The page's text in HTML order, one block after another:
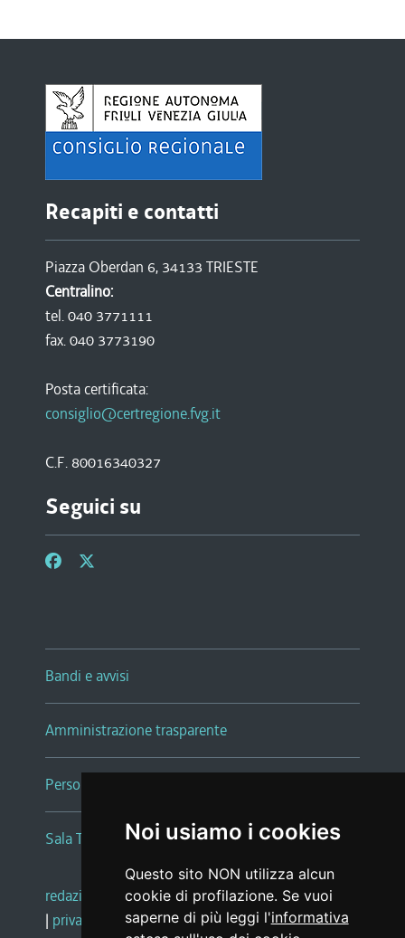
Noi usiamo i cookies
Questo sito NON utilizza alcun
cookie di profilazione. Se vuoi
saperne di più leggi l'informativa
Recapiti e contatti
Piazza Oberdan 6, 34133 TRIESTE
Centralino:
tel. 040 3771111
fax. 040 3773190
Posta certificata:
consiglio@certregione.fvg.it
C.F. 80016340327
Seguici su
Bandi e avvisi
Amministrazione trasparente
Persone e Uffici
Sala Tiziano Tessitori
redazione web |note legali |glossario
| privacy
social media policy